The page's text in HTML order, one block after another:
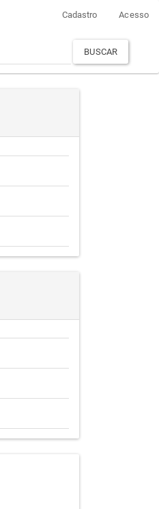
Cadastro Acesso
BUSCAR